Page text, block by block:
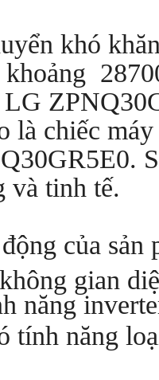
khó
LG
là chiếc
và tinh tế.
của
gian
năng
tính năng